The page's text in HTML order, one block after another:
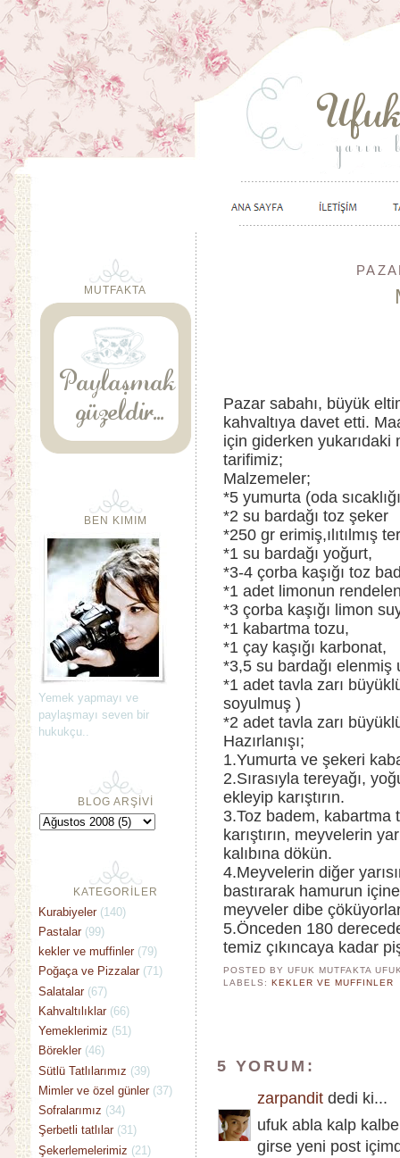
Pazar sabahı, büyük
kahvaltıya davet etti.
için giderken
tarifimiz;
Malzemeler;
*5 yumurta (oda
*2 su bardağı toz şeker
*250 gr erimiş,ılıtılmış
*1 su bardağı yoğurt,
*3-4 çorba kaşığı toz
*1 adet limonun
*3 çorba kaşığı limon
*1 kabartma tozu,
*1 çay kaşığı karbonat,
*3,5 su bardağı elenmiş
*1 adet tavla zarı
soyulmuş )
*2 adet tavla zarı
Hazırlanışı;
1.Yumurta ve şekeri
2.Sırasıyla tereyağı,
ekleyip karıştırın.
3.Toz badem, kabartma
karıştırın, meyvelerin
kalıbına dökün.
4.Meyvelerin diğer
bastırarak hamurun
meyveler dibe
5.Önceden 180 derecede
temiz çıkıncaya kadar
POSTED BY UFUK MUTFAKTA
LABELS:KEKLER VE MUFFINLER
5 YORUM:
zarpandit dedi ki...
ufuk abla kalp
girse yeni post
MUTFAKTA
BEN KIMIM
Yemek yapmayı ve
paylaşmayı seven bir
hukukçu..
BLOG ARŞİVİ
KATEGORİLER
Kurabiyeler (140)
Pastalar (99)
kekler ve muffinler (79)
Poğaça ve Pizzalar (71)
Salatalar (67)
Kahvaltılıklar (66)
Yemeklerimiz (51)
Börekler (46)
Sütlü Tatlılarımız (39)
Mimler ve özel günler (37)
Sofralarımız (34)
Şerbetli tatlılar (31)
Şekerlemelerimiz (21)